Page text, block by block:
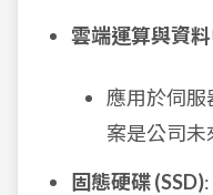
雲端運算與資
應用於伺
案是公司未
固態硬碟 (SSD):